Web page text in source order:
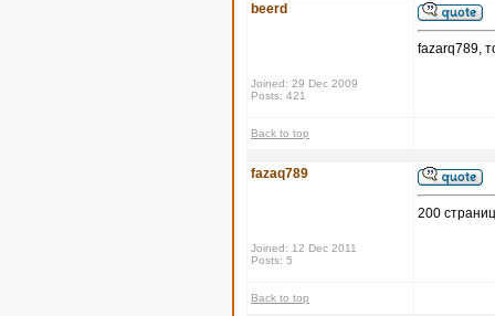
beerd
Joined: 29 Dec 2009
Posts: 421
fazarq789,
Back to top
fazaq789
Joined: 12 Dec 2011
Posts: 5
200
Back to top